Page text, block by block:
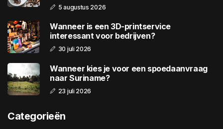
5 augustus 2026
Wanneer is een 3D-printservice
interessant voor bedrijven?
30 juli 2026
Wanneer kies je voor een spoedaanvraag
naar Suriname?
23 juli 2026
Categorieën